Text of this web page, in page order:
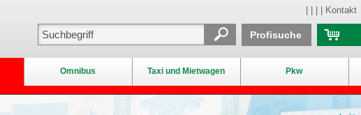
Omnibus Taxi und Mietwagen Pkw
Kontakt
Profisuche